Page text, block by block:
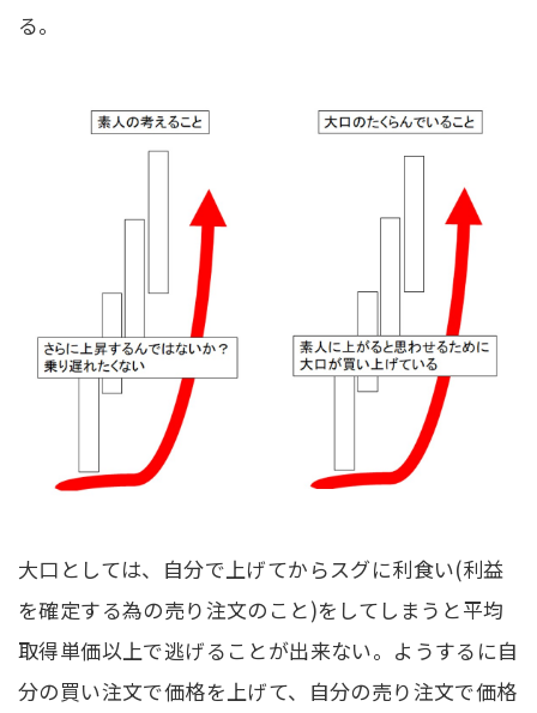
る。
大口としては、自分で上げてからスグに利食い(利益
を確定する為の売り注文のこと)をしてしまうと平均
取得単価以上で逃げることが出来ない。ようするに自
分の買い注文で価格を上げて、自分の売り注文で価格